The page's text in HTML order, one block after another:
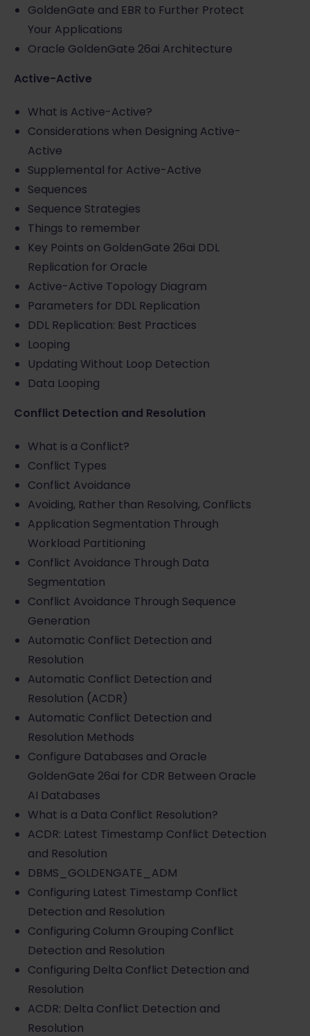
GoldenGate and EBR to Further Protect
Your Applications
Oracle GoldenGate 26ai Architecture
Active-Active
What is Active-Active?
Considerations when Designing Active-
Active
Supplemental for Active-Active
Sequences
Sequence Strategies
Things to remember
Key Points on GoldenGate 26ai DDL
Replication for Oracle
Active-Active Topology Diagram
Parameters for DDL Replication
DDL Replication: Best Practices
Looping
Updating Without Loop Detection
Data Looping
Conflict Detection and Resolution
What is a Conflict?
Conflict Types
Conflict Avoidance
Avoiding, Rather than Resolving, Conflicts
Application Segmentation Through
Workload Partitioning
Conflict Avoidance Through Data
Segmentation
Conflict Avoidance Through Sequence
Generation
Automatic Conflict Detection and
Resolution
Automatic Conflict Detection and
Resolution (ACDR)
Automatic Conflict Detection and
Resolution Methods
Configure Databases and Oracle
GoldenGate 26ai for CDR Between Oracle
AI Databases
What is a Data Conflict Resolution?
ACDR: Latest Timestamp Conflict Detection
and Resolution
DBMS_GOLDENGATE_ADM
Configuring Latest Timestamp Conflict
Detection and Resolution
Configuring Column Grouping Conflict
Detection and Resolution
Configuring Delta Conflict Detection and
Resolution
ACDR: Delta Conflict Detection and
Resolution